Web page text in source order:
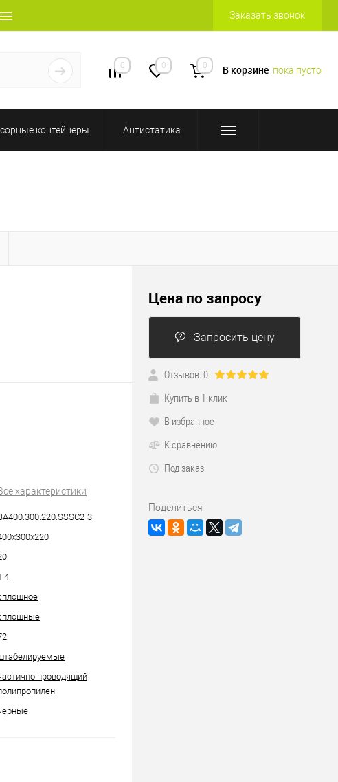
Заказать звонок
0 0 0 В корзине пока пусто
контейнеры Антистатика
характеристики
3
проводящий
Цена по запросу
Запросить цену
Отзывов: 0
Купить в 1 клик
В избранное
К сравнению
Под заказ
Поделиться